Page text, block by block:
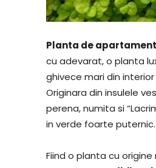
Planta de
cu adevarat, o planta
ghivece mari din
Originara din insulele
perena, numita si
in verde foarte puternic.
Fiind o planta cu